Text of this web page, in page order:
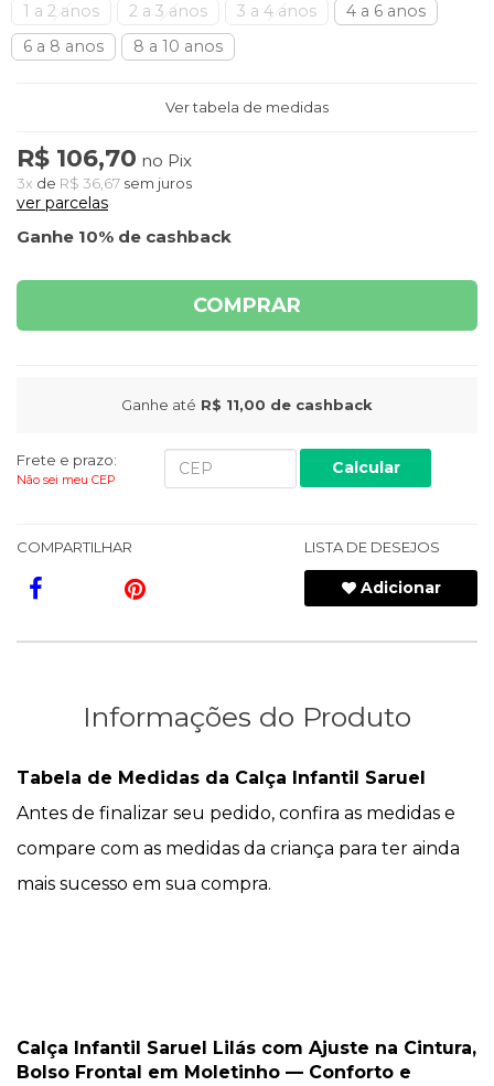
1 a 2 anos 2 a 3 anos 3 a 4 anos
4 a 6 anos
6 a 8 anos
8 a 10 anos
Ver tabela de medidas
R$ 106,70 no Pix
3x de R$ 36,67 sem juros
ver parcelas
Ganhe 10% de cashback
COMPRAR
Ganhe até R$ 11,00 de cashback
Frete e prazo:
Não sei meu CEP
Calcular
COMPARTILHAR LISTA DE DESEJOS
Adicionar
Informações do Produto
Tabela de Medidas da Calça Infantil Saruel
Antes de finalizar seu pedido, confira as medidas e
compare com as medidas da criança para ter ainda
mais sucesso em sua compra.
Calça Infantil Saruel Lilás com Ajuste na Cintura,
Bolso Frontal em Moletinho — Conforto e